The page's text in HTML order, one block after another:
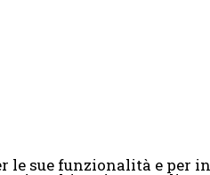
le sue funzionalità e per